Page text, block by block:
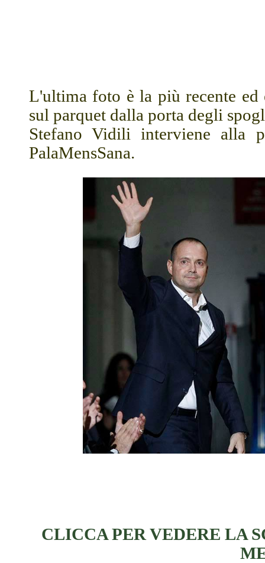
L'ultima foto è la più recente
sul parquet dalla porta degli
Stefano Vidili interviene alla
PalaMensSana.
CLICCA PER VEDERE LA